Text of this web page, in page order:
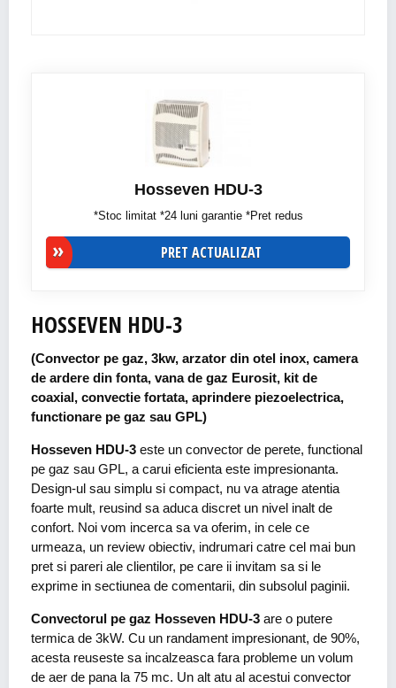
Hosseven HDU-3
*Stoc limitat *24 luni garantie *Pret redus
PRET ACTUALIZAT
HOSSEVEN HDU-3
(Convector pe gaz, 3kw, arzator din otel inox, camera
de ardere din fonta, vana de gaz Eurosit, kit de
coaxial, convectie fortata, aprindere piezoelectrica,
functionare pe gaz sau GPL)
Hosseven HDU-3 este un convector de perete, functional
pe gaz sau GPL, a carui eficienta este impresionanta.
Design-ul sau simplu si compact, nu va atrage atentia
foarte mult, reusind sa aduca discret un nivel inalt de
confort. Noi vom incerca sa va oferim, in cele ce
urmeaza, un review obiectiv, indrumari catre cel mai bun
pret si pareri ale clientilor, pe care ii invitam sa si le
exprime in sectiunea de comentarii, din subsolul paginii.
Convectorul pe gaz Hosseven HDU-3 are o putere
termica de 3kW. Cu un randament impresionant, de 90%,
acesta reuseste sa incalzeasca fara probleme un volum
de aer de pana la 75 mc. Un alt atu al acestui convector